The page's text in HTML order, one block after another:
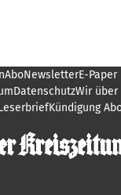
AboNewsletterE-Paper
DatenschutzWir über
Kündigung